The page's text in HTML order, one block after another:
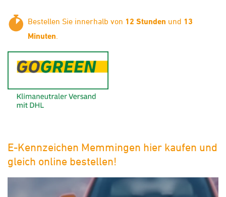
Bestellen Sie innerhalb von 12 Stunden und 13
Minuten
E-Kennzeichen Memmingen hier kaufen und
gleich online bestellen!